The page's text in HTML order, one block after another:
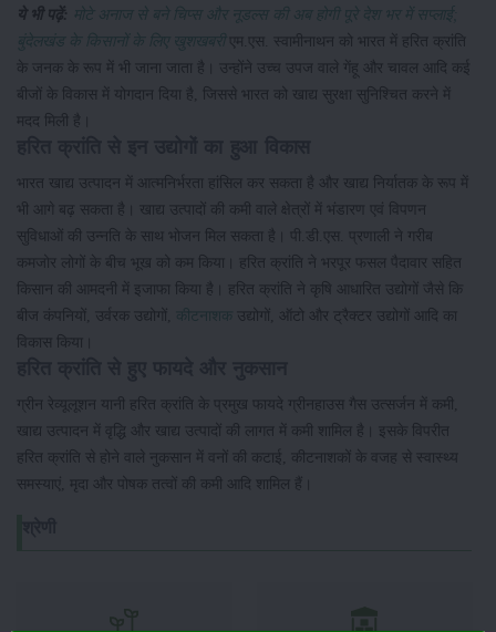
ये भी पढ़ें: मोटे अनाज से बने चिप्स और नूडल्स की अब होगी पूरे देश भर में सप्लाई;
बुंदेलखंड के किसानों के लिए खुशखबरी एम.एस. स्वामीनाथन को भारत में हरित क्रांति
के जनक के रूप में भी जाना जाता है। उन्होंने उच्च उपज वाले गेंहू और चावल आदि कई
बीजों के विकास में योगदान दिया है, जिससे भारत को खाद्य सुरक्षा सुनिश्चित करने में
मदद मिली है।
भारत खाद्य उत्पादन में आत्मनिर्भरता हांसिल कर सकता है और खाद्य निर्यातक के रूप में
भी आगे बढ़ सकता है। खाद्य उत्पादों की कमी वाले क्षेत्रों में भंडारण एवं विपणन
सुविधाओं की उन्नति के साथ भोजन मिल सकता है। पी.डी.एस. प्रणाली ने गरीब
कमजोर लोगों के बीच भूख को कम किया। हरित क्रांति ने भरपूर फसल पैदावार सहित
किसान की आमदनी में इजाफा किया है। हरित क्रांति ने कृषि आधारित उद्योगों जैसे कि
बीज कंपनियों, उर्वरक उद्योगों,
कीटनाशक
उद्योगों, ऑटो और ट्रैक्टर उद्योगों आदि का
विकास किया।
ग्रीन रेव्यूलूशन यानी हरित क्रांति के प्रमुख फायदे ग्रीनहाउस गैस उत्सर्जन में कमी,
खाद्य उत्पादन में वृद्धि और खाद्य उत्पादों की लागत में कमी शामिल है। इसके विपरीत
हरित क्रांति से होने वाले नुकसान में वनों की कटाई, कीटनाशकों के वजह से स्वास्थ्य
समस्याएं, मृदा और पोषक तत्वों की कमी आदि शामिल हैं।